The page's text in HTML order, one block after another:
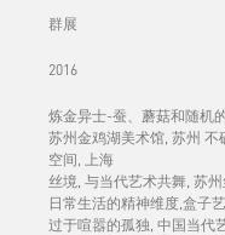
群展
2016
炼金异士-蚕、蘑菇和随机
苏州金鸡湖美术馆, 苏州 不
空间, 上海
丝境, 与当代艺术共舞, 苏
日常生活的精神维度,盒子
过于喧嚣的孤独, 中国当代